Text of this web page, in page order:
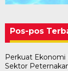
Pos-pos
Perkuat Ekonomi
Sektor